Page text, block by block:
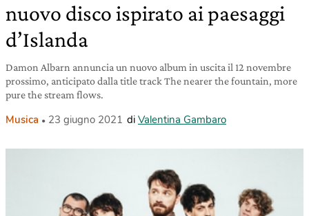
nuovo disco ispirato ai paesaggi
d’Islanda
Damon Albarn annuncia un nuovo album in uscita il 12 novembre
prossimo, anticipato dalla title track The nearer the fountain, more
pure the stream flows.
Musica 23 giugno 2021 di Valentina Gambaro